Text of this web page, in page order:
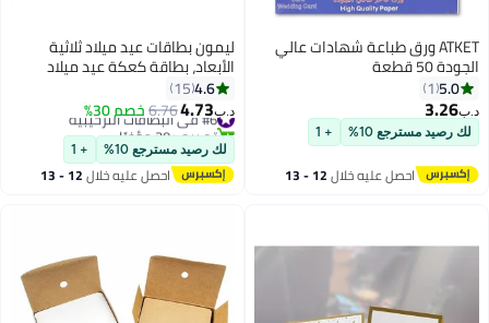
ATKET ورق طباعة شهادات عالي
الجودة 50 قطعة
5.0
1
د.ب‏3.26
لك رصيد مسترجع 10% + 1
احصل عليه خلال 12 - 13
ليمون بطاقات عيد ميلاد ثلاثية
الأبعاد، بطاقة كعكة عيد ميلاد
موسيقية، هدية للأم والزوجة
والأخت والبنت.
4.6
15
د.ب‏4.73
6.76خصم 30% #6 في البطاقات الترحيبية
تم بيع +30 مؤخرًا
#6 في البطاقات الترحيبية
لك رصيد مسترجع 10% + 1
احصل عليه خلال 12 - 13